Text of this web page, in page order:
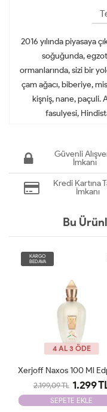
2016 yılında piyasaya
soğuğunda,
ormanlarında, sizi bir
çam ağacı, biberiye,
kişniş, nane, paçuli.
fasulyesi,
Güvenli
İmkanı
Kredi Kartına
İmkanı
Bu
KARGO
BEDAVA
4 AL 3 ÖDE
2.098,87 TL 1.199
SEPETE EKLE